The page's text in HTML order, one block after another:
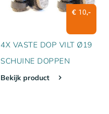
€ 10,-
4X VASTE DOP VILT Ø19
SCHUINE DOPPEN
Bekijk product